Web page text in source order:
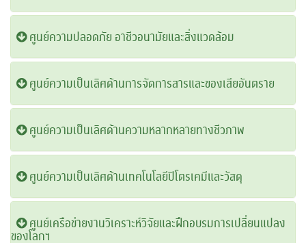
ศูนย์ความปลอดภัย อาชีวอนามัยและสิ่งแวดล้อม
ศูนย์ความเป็นเลิศด้านการจัดการสารและของเสียอันตราย
ศูนย์ความเป็นเลิศด้านความหลากหลายทางชีวภาพ
ศูนย์ความเป็นเลิศด้านเทคโนโลยีปิโตรเคมีและวัสดุ
ศูนย์เครือข่ายงานวิเคราะห์วิจัยและฝึกอบรมการเปลี่ยนแปลง
ของโลกฯ